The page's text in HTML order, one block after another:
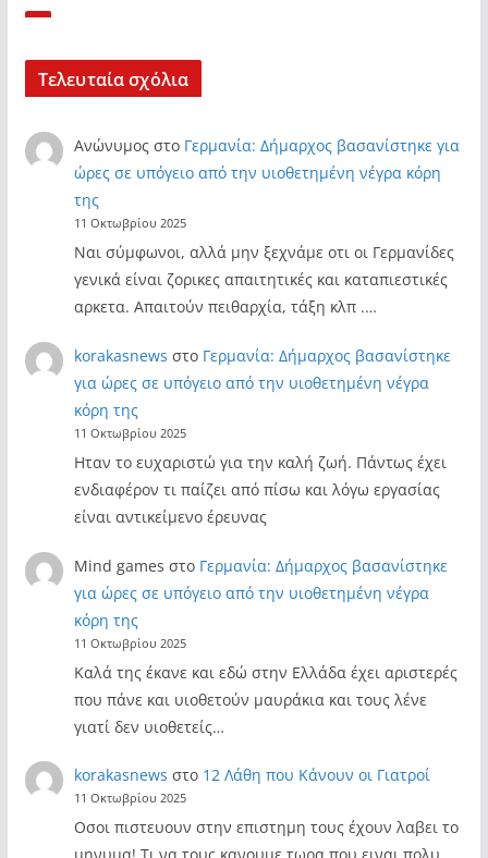
Τελευταία σχόλια
Ανώνυμος στο Γερμανία: Δήμαρχος βασανίστηκε για
ώρες σε υπόγειο από την υιοθετημένη νέγρα κόρη
της
11 Οκτωβρίου 2025
Ναι σύμφωνοι, αλλά μην ξεχνάμε οτι οι Γερμανίδες
γενικά είναι ζορικες απαιτητικές και καταπιεστικές
αρκετα. Απαιτούν πειθαρχία, τάξη κλπ .…
korakasnews στο Γερμανία: Δήμαρχος βασανίστηκε
για ώρες σε υπόγειο από την υιοθετημένη νέγρα
κόρη της
11 Οκτωβρίου 2025
Ηταν το ευχαριστώ για την καλή ζωή. Πάντως έχει
ενδιαφέρον τι παίζει από πίσω και λόγω εργασίας
είναι αντικείμενο έρευνας
Mind games στο Γερμανία: Δήμαρχος βασανίστηκε
για ώρες σε υπόγειο από την υιοθετημένη νέγρα
κόρη της
11 Οκτωβρίου 2025
Καλά της έκανε και εδώ στην Ελλάδα έχει αριστερές
που πάνε και υιοθετούν μαυράκια και τους λένε
γιατί δεν υιοθετείς…
korakasnews στο 12 Λάθη που Κάνουν οι Γιατροί
11 Οκτωβρίου 2025
Οσοι πιστευουν στην επιστημη τους έχουν λαβει το